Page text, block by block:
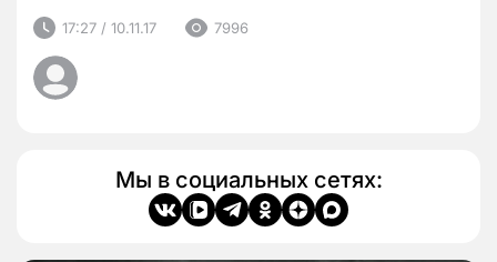
17:27 / 10.11.17 7996
Мы в социальных сетях: